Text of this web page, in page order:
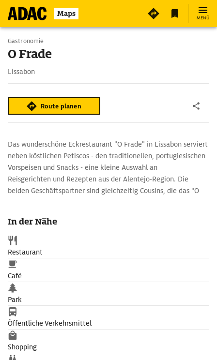
Maps MENÜ
Gastronomie
O Frade
Lissabon
Route planen
Das wunderschöne Eckrestaurant "O Frade" in Lissabon serviert
neben köstlichen Petiscos - den traditionellen, portugiesischen
Vorspeisen und Snacks - eine kleine Auswahl an
Reisgerichten und Rezepten aus der Alentejo-Region. Die
beiden Geschäftspartner sind gleichzeitig Cousins, die das "O
Ambiente, modern interpretierte Familienrezepte und eine
fantastische Auswahl an portugiesischen Weinen.
In der Nähe
Restaurant
Café
Park
Öffentliche Verkehrsmittel
Shopping